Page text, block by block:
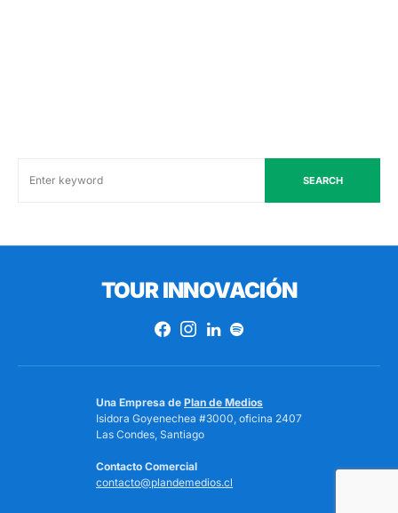
SEARCH
TOUR INNOVACIÓN
Una Empresa de Plan de Medios
Isidora Goyenechea #3000, oficina 2407
Las Condes, Santiago
Contacto Comercial
contacto@plandemedios.cl